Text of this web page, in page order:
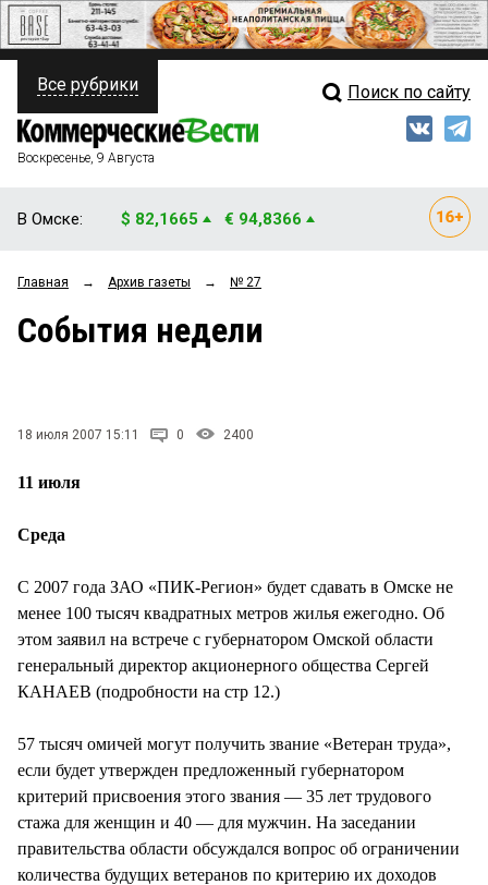
ПОЛИТИКА
ФИНАНСЫ
ОБЩЕСТВО
ЗАКОН
ПРОИСШЕСТВИЯ
СТИЛЬ ЖИЗНИ
Свежий выпуск
Все рубрики Поиск по сайту
Воскресенье, 9 Августа
В Омске: $ 82,1665 € 94,8366
Главная → Архив газеты → № 27
События недели
18 июля 2007 15:11 0 2400
11 июля
Среда
С 2007 года ЗАО «ПИК-Регион» будет сдавать в Омске не
менее 100 тысяч квадратных метров жилья ежегодно. Об
этом заявил на встрече с губернатором Омской области
генеральный директор акционерного общества Сергей
КАНАЕВ (подробности на стр 12.)
57 тысяч омичей могут получить звание «Ветеран труда»,
если будет утвержден предложенный губернатором
критерий присвоения этого звания — 35 лет трудового
стажа для женщин и 40 — для мужчин. На заседании
правительства области обсуждался вопрос об ограничении
количества будущих ветеранов по критерию их доходов